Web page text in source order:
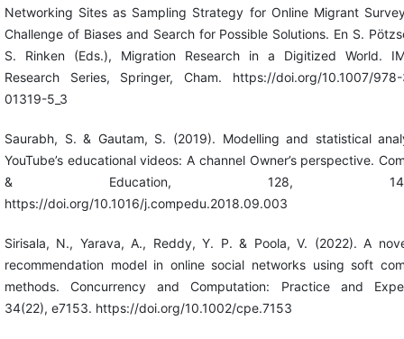
Networking Sites as Sampling Strategy for Online Migrant
Challenge of Biases and Search for Possible Solutions. En S.
S. Rinken (Eds.), Migration Research in a Digitized World.
Research Series, Springer, Cham. https://doi.org/10.1007/
01319-5_3
Saurabh, S. & Gautam, S. (2019). Modelling and statistical
YouTube’s educational videos: A channel Owner’s perspective.
& Education, 128, 145-
https://doi.org/10.1016/j.compedu.2018.09.003
Sirisala, N., Yarava, A., Reddy, Y. P. & Poola, V. (2022). A
recommendation model in online social networks using soft
methods. Concurrency and Computation: Practice and
34(22), e7153. https://doi.org/10.1002/cpe.7153